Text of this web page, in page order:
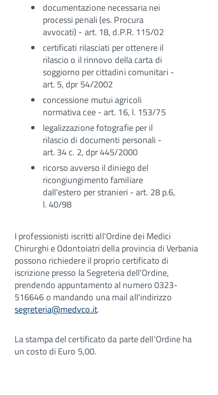
documentazione necessaria nei
processi penali (es. Procura
avvocati) - art. 18, d.P.R. 115/02
certificati rilasciati per ottenere il
rilascio o il rinnovo della carta di
soggiorno per cittadini comunitari -
art. 5, dpr 54/2002
concessione mutui agricoli
normativa cee - art. 16, l. 153/75
legalizzazione fotografie per il
rilascio di documenti personali -
art. 34 c. 2, dpr 445/2000
ricorso avverso il diniego del
ricongiungimento familiare
dall'estero per stranieri - art. 28 p.6,
l. 40/98
I professionisti iscritti all'Ordine dei Medici
Chirurghi e Odontoiatri della provincia di Verbania
possono richiedere il proprio certificato di
iscrizione presso la Segreteria dell'Ordine,
prendendo appuntamento al numero 0323-
516646 o mandando una mail all'indirizzo
segreteria@medvco.it.
La stampa del certificato da parte dell'Ordine ha
un costo di Euro 5,00.